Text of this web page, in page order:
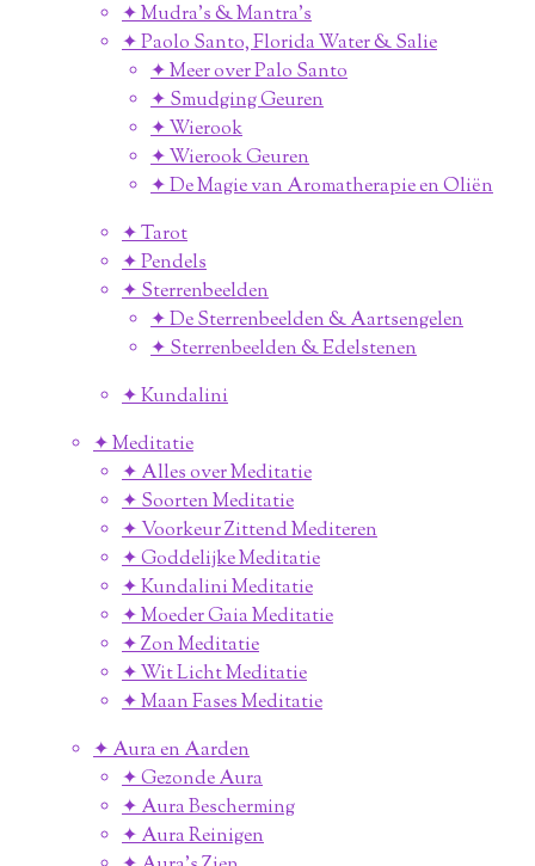
✦ Mudra's & Mantra's
✦ Paolo Santo, Florida Water & Salie
✦ Meer over Palo Santo
✦ Smudging Geuren
✦ Wierook
✦ Wierook Geuren
✦ De Magie van Aromatherapie en Oliën
✦ Tarot
✦ Pendels
✦ Sterrenbeelden
✦ De Sterrenbeelden & Aartsengelen
✦ Sterrenbeelden & Edelstenen
✦ Kundalini
✦ Meditatie
✦ Alles over Meditatie
✦ Soorten Meditatie
✦ Voorkeur Zittend Mediteren
✦ Goddelijke Meditatie
✦ Kundalini Meditatie
✦ Moeder Gaia Meditatie
✦ Zon Meditatie
✦ Wit Licht Meditatie
✦ Maan Fases Meditatie
✦ Aura en Aarden
✦ Gezonde Aura
✦ Aura Bescherming
✦ Aura Reinigen